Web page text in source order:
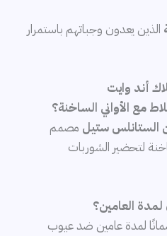
الذين يعدون وجباتهم باستمرار
أند وايت
مع الأواني الساخنة؟
ستيل مصمم
لتحضير الشوربات
العامين؟
لمدة عامين ضد عيوب